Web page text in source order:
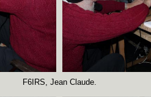
F6IRS, Jean Claude.